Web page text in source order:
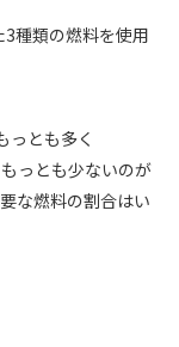
種類の燃料を使用
っとも多く
っとも少ないのが
な燃料の割合はい